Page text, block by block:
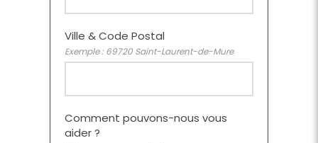
Ville & Code Postal
Exemple : 69720 Saint-Laurent-de-Mure
Comment pouvons-nous vous
aider ?